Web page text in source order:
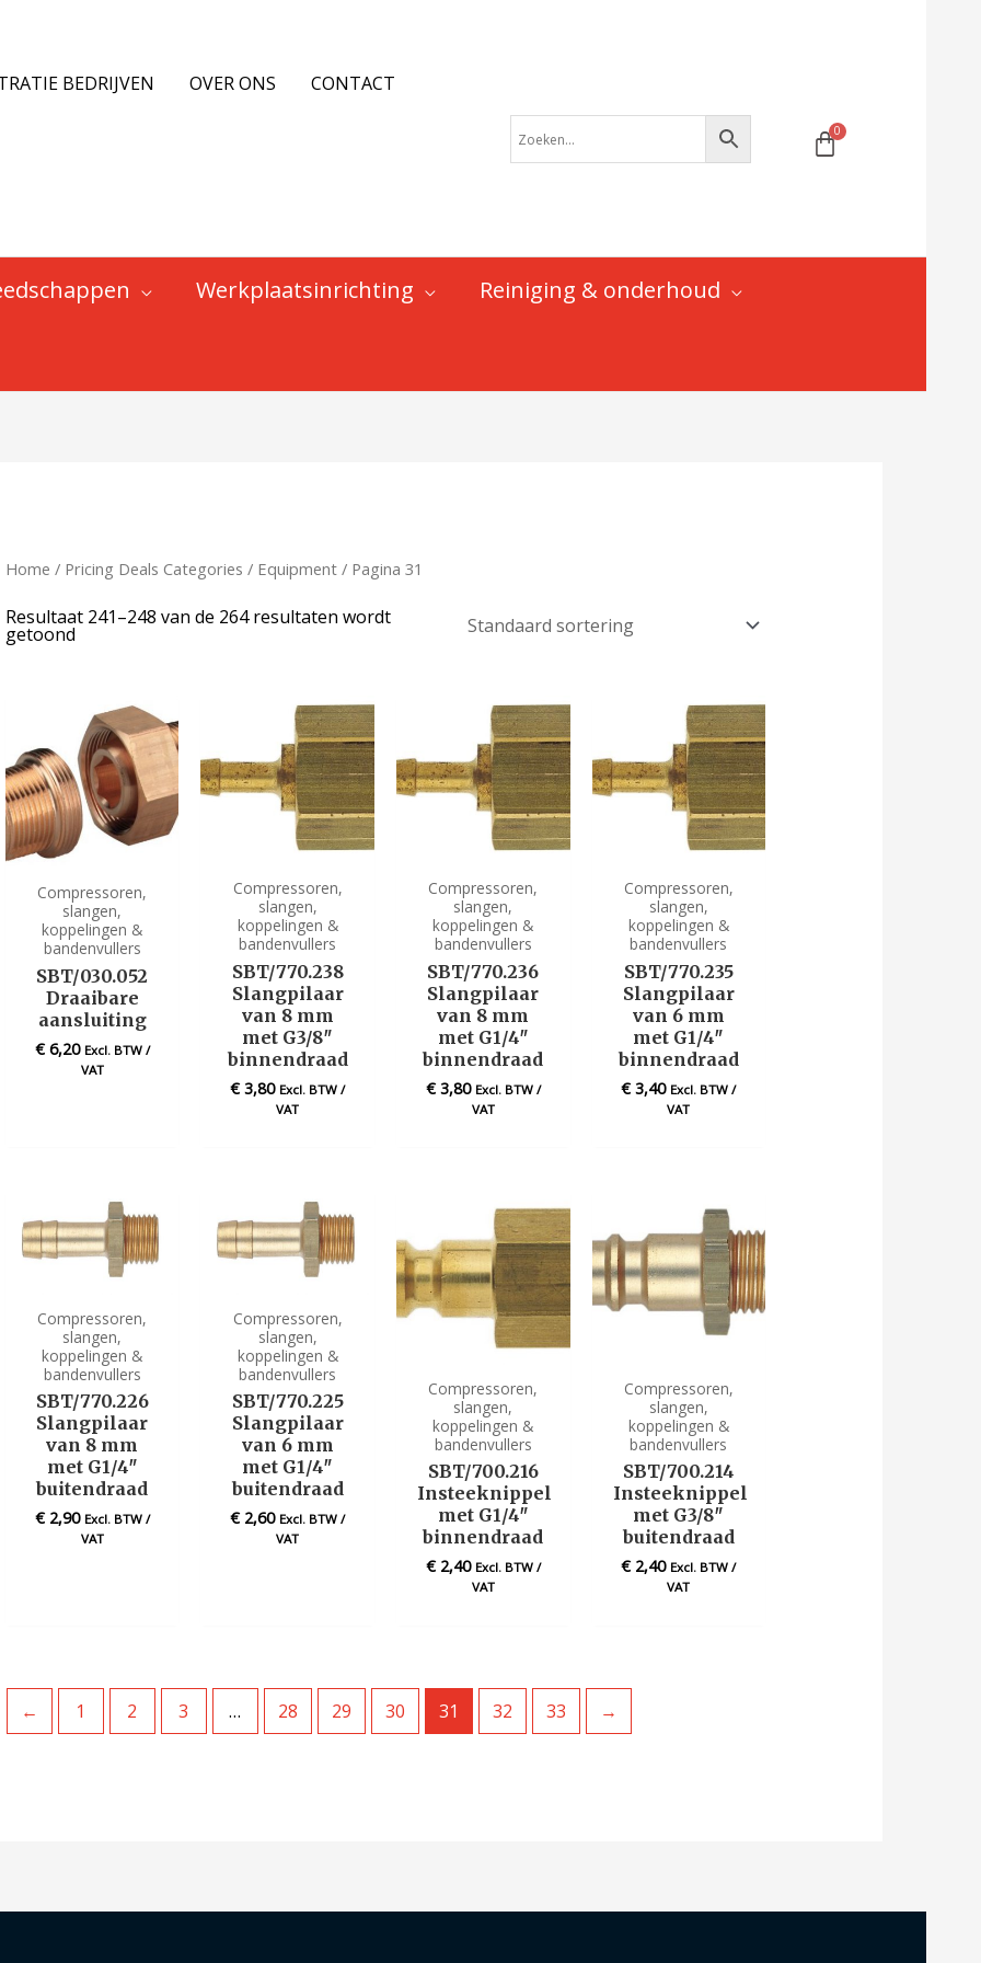
BEDRIJVEN OVER ONS CONTACT
Werkplaatsinrichting Reiniging & onderhoud
Home / Pricing Deals Categories / Equipment/ Pagina 31
Resultaat 241–248 van de 264 resultaten wordt
getoond
Compressoren,
slangen,
koppelingen &
bandenvullers
SBT/030.052
Draaibare
aansluiting
€6,20 Excl. BTW /
VAT
Compressoren,
slangen,
koppelingen &
bandenvullers
SBT/770.238
Slangpilaar
van 8 mm
met G3/8″
binnendraad
€3,80 Excl. BTW /
VAT
Compressoren,
slangen,
koppelingen &
bandenvullers
SBT/770.236
Slangpilaar
van 8 mm
met G1/4″
binnendraad
€3,80 Excl. BTW /
VAT
Compressoren,
slangen,
koppelingen &
bandenvullers
SBT/770.235
Slangpilaar
van 6 mm
met G1/4″
binnendraad
€3,40 Excl. BTW /
VAT
Compressoren,
slangen,
koppelingen &
bandenvullers
SBT/770.226
Slangpilaar
van 8 mm
met G1/4″
buitendraad
€2,90 Excl. BTW /
VAT
Compressoren,
slangen,
koppelingen &
bandenvullers
SBT/770.225
Slangpilaar
van 6 mm
met G1/4″
buitendraad
€2,60 Excl. BTW /
VAT
Compressoren,
slangen,
koppelingen &
bandenvullers
SBT/700.216
Insteeknippel
met G1/4″
binnendraad
€2,40 Excl. BTW /
VAT
Compressoren,
slangen,
koppelingen &
bandenvullers
SBT/700.214
Insteeknippel
met G3/8″
buitendraad
€2,40 Excl. BTW /
VAT
← 1 2 3 … 28 29 30 31 32 33 →